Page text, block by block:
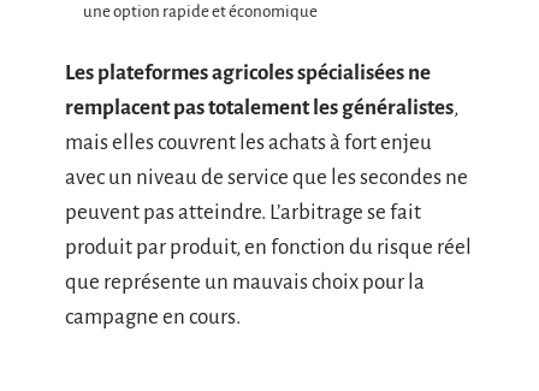
une option rapide et économique
Les plateformes agricoles spécialisées ne
remplacent pas totalement les généralistes,
mais elles couvrent les achats à fort enjeu
avec un niveau de service que les secondes ne
peuvent pas atteindre. L’arbitrage se fait
produit par produit, en fonction du risque réel
que représente un mauvais choix pour la
campagne en cours.